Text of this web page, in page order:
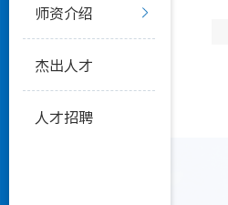
师资介绍
杰出人才
人才招聘